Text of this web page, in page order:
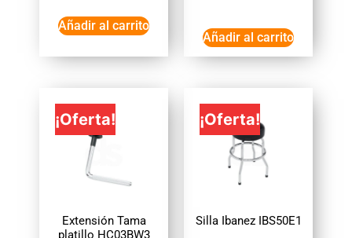
Añadir al carrito
Añadir al carrito
¡Oferta!
Extensión Tama
platillo HC03BW3
¡Oferta!
Silla Ibanez IBS50E1